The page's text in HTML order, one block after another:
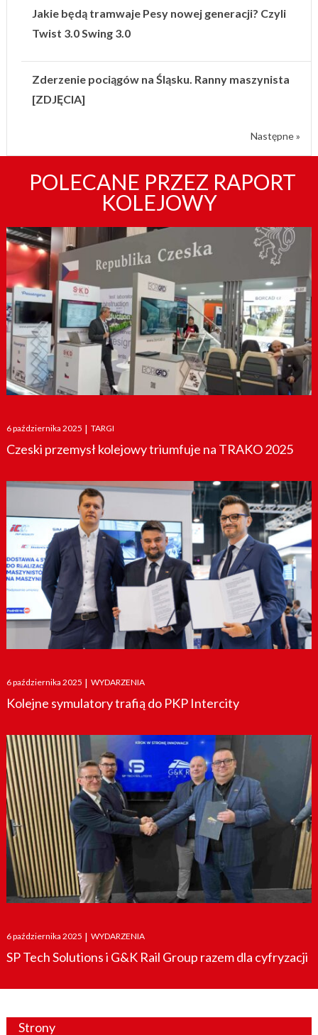
Jakie będą tramwaje Pesy nowej generacji? Czyli
Twist 3.0 Swing 3.0
Zderzenie pociągów na Śląsku. Ranny maszynista
[ZDJĘCIA]
Następne »
POLECANE PRZEZ RAPORT
KOLEJOWY
Posted
on
6 października 2025 | TARGI
Czeski przemysł kolejowy triumfuje na TRAKO 2025
Posted
on
6 października 2025 | WYDARZENIA
Kolejne symulatory trafią do PKP Intercity
Posted
on
6 października 2025 | WYDARZENIA
SP Tech Solutions i G&K Rail Group razem dla cyfryzacji
Strony